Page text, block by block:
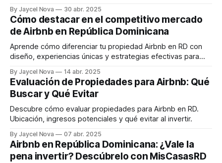
6%, diseño clásico y exenciones fiscales por 15 años.
By Jaycel Nova 30 abr. 2025
Cómo destacar en el competitivo mercado
de Airbnb en República Dominicana
Aprende cómo diferenciar tu propiedad Airbnb en RD con
diseño, experiencias únicas y estrategias efectivas para
By Jaycel Nova 14 abr. 2025
Evaluación de Propiedades para Airbnb: Qué
Buscar y Qué Evitar
Descubre cómo evaluar propiedades para Airbnb en RD.
Ubicación, ingresos potenciales y qué evitar al invertir.
By Jaycel Nova 07 abr. 2025
Airbnb en República Dominicana: ¿Vale la
pena invertir? Descúbrelo con MisCasasRD